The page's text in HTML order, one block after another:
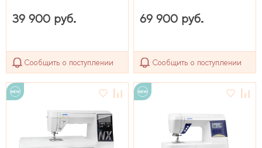
39 900 руб.
Сообщить о поступлении
69 900 руб.
Сообщить о поступлении